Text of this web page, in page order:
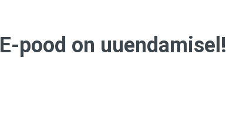
E-pood on uuendamisel!